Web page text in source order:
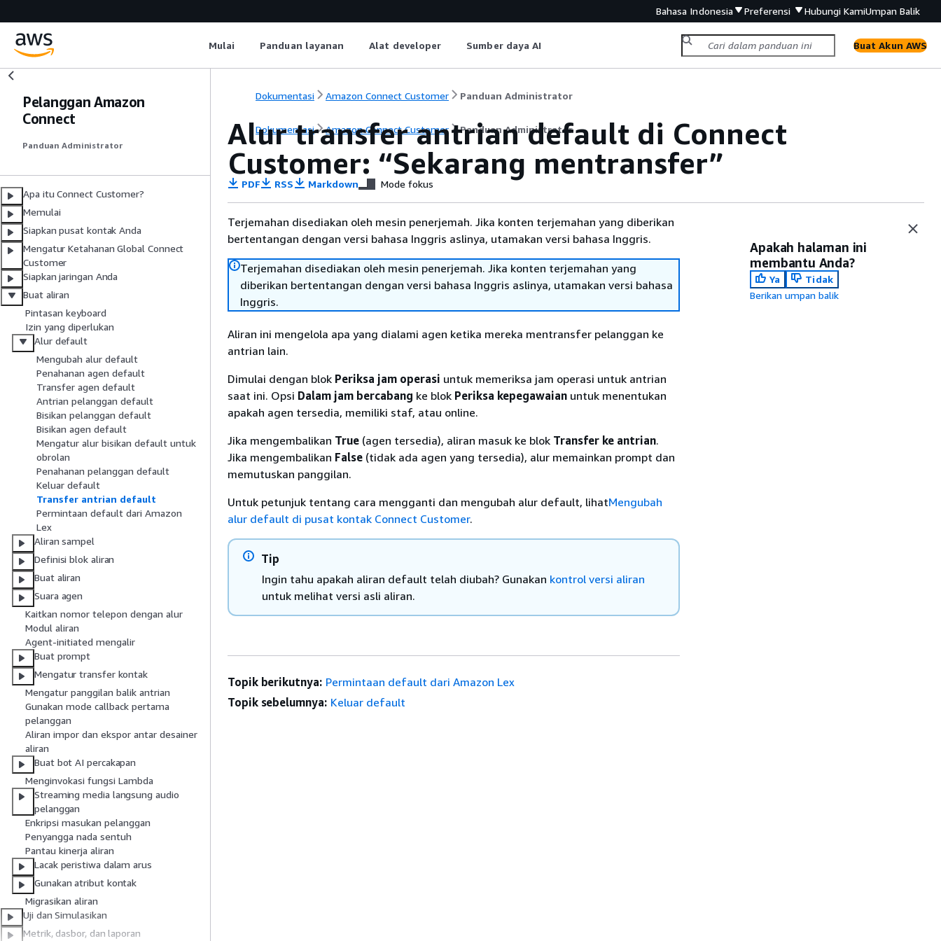
Bahasa Indonesia Preferensi Hubungi KamiUmpan Balik
Mulai Panduan layanan Alat developer Sumber daya AI Buat Akun AWS
Pelanggan Amazon
Connect
Panduan Administrator
Apa itu Connect Customer?
Memulai
Siapkan pusat kontak Anda
Mengatur Ketahanan Global Connect
Customer
Siapkan jaringan Anda
Buat aliran
Pintasan keyboard
Izin yang diperlukan
Alur default
Mengubah alur default
Penahanan agen default
Transfer agen default
Antrian pelanggan default
Bisikan pelanggan default
Bisikan agen default
Mengatur alur bisikan default untuk
obrolan
Penahanan pelanggan default
Keluar default
Transfer antrian default
Permintaan default dari Amazon
Lex
Aliran sampel
Definisi blok aliran
Buat aliran
Suara agen
Kaitkan nomor telepon dengan alur
Modul aliran
Agent-initiated mengalir
Buat prompt
Mengatur transfer kontak
Mengatur panggilan balik antrian
Gunakan mode callback pertama
pelanggan
Aliran impor dan ekspor antar desainer
aliran
Buat bot AI percakapan
Menginvokasi fungsi Lambda
Streaming media langsung audio
pelanggan
Enkripsi masukan pelanggan
Penyangga nada sentuh
Pantau kinerja aliran
Lacak peristiwa dalam arus
Gunakan atribut kontak
Migrasikan aliran
Uji dan Simulasikan
Metrik, dasbor, dan laporan
Dokumentasi Amazon Connect Customer Panduan Administrator
Dokumentasi Amazon Connect Customer Panduan Administrator
Alur transfer antrian default di Connect
Customer: “Sekarang mentransfer”
PDF RSS Markdown Mode fokus
Terjemahan disediakan oleh mesin penerjemah. Jika konten terjemahan yang diberikan
bertentangan dengan versi bahasa Inggris aslinya, utamakan versi bahasa Inggris.
Terjemahan disediakan oleh mesin penerjemah. Jika konten terjemahan yang
diberikan bertentangan dengan versi bahasa Inggris aslinya, utamakan versi bahasa
Inggris.
Aliran ini mengelola apa yang dialami agen ketika mereka mentransfer pelanggan ke
antrian lain.
Dimulai dengan blok Periksa jam operasi untuk memeriksa jam operasi untuk antrian
saat ini. Opsi Dalam jam bercabang ke blok Periksa kepegawaian untuk menentukan
apakah agen tersedia, memiliki staf, atau online.
Jika mengembalikan True (agen tersedia), aliran masuk ke blok Transfer ke antrian.
Jika mengembalikan False (tidak ada agen yang tersedia), alur memainkan prompt dan
memutuskan panggilan.
Untuk petunjuk tentang cara mengganti dan mengubah alur default, lihatMengubah
alur default di pusat kontak Connect Customer.
Tip
Ingin tahu apakah aliran default telah diubah? Gunakan kontrol versi aliran
untuk melihat versi asli aliran.
Apakah halaman ini
membantu Anda?
Ya
Tidak
Berikan umpan balik
Topik berikutnya: Permintaan default dari Amazon Lex
Topik sebelumnya: Keluar default